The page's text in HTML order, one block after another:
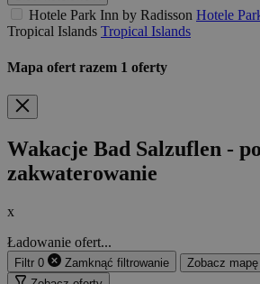
Hotele Park Inn by Radisson Hotele
Tropical Islands Tropical Islands
Mapa ofert razem 1 oferty
Wakacje Bad Salzuflen -
zakwaterowanie
x
Ładowanie ofert...
Filtr 0 Zamknąć filtrowanie
Zobacz mapę